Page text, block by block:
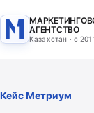
АГЕНТСТВО
Казахстан · с
Кейс Метриум